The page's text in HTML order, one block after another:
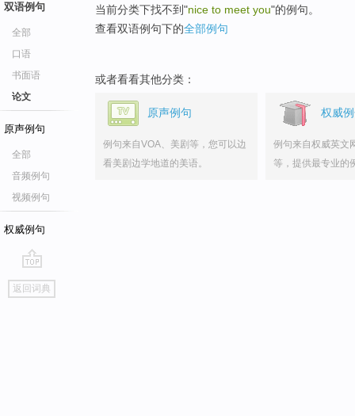
双语例句
全部
口语
书面语
论文
原声例句
全部
音频例句
视频例句
权威例句
go
top
返回词典
当前分类下找不到"nice to meet you"的例句。
查看双语例句下的全部例句
或者看看其他分类：
原声例句
例句来自VOA、美剧等，您可以边
看美剧边学地道的美语。
权威
例句来自权威英文
等，提供最专业的